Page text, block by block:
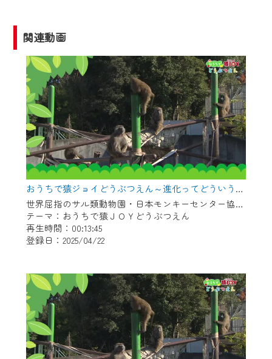
関連動画
おうちで猿ジョイどうぶつえん～進化ってどういうこと？～（2025年3月16日初回放送）
世界屈指のサル類動物園・日本モンキーセンター協力の親子で学べる動物番組。
テーマ：おうちで猿ＪＯＹどうぶつえん
再生時間：00:13:45
登録日：2025/04/22
ビス向上のため、
一部コンテンツを除き、
CCNetサービスへの加入と『CCNetマイ
ページ※』へのログインが必要となりま
す。
何卒、ご理解ご了承の程よろしくお願い
いたします。
※マイページへのログインには、MyIDが必
要となります。
※MyIDとは、CCNet Web TVを含むCCNetの
各種サービスをご利用頂くためのIDです。
IDはお客様が使っているメールアドレス
（GmailやYahooなどのフリーメールアドレ
スでも作成可能です）
※マイページへのログイン・MyIDの新規登
録は こちら から
※CCNetアプリをご利用中の方は引き続き
ご視聴いただけます。